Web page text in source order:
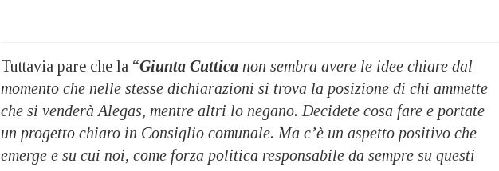
Tuttavia pare che la “Giunta Cuttica non sembra avere le idee chiare dal
momento che nelle stesse dichiarazioni si trova la posizione di chi ammette
che si venderà Alegas, mentre altri lo negano. Decidete cosa fare e portate
un progetto chiaro in Consiglio comunale. Ma c’è un aspetto positivo che
emerge e su cui noi, come forza politica responsabile da sempre su questi